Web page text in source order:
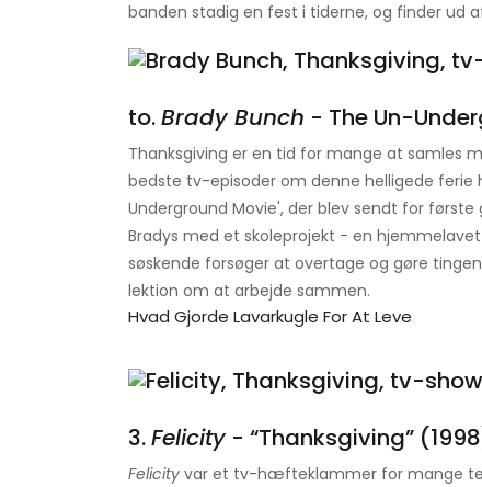
banden stadig en fest i tiderne, og finder
to.Brady Bunch - The Un-
Thanksgiving er en tid for mange at samles
bedste tv-episoder om denne helligede ferie
Underground Movie', der blev sendt for
Bradys med et skoleprojekt - en
søskende forsøger at overtage og gøre
lektion om at arbejde sammen.
Hvad Gjorde Lavarkugle For At Leve
3.Felicity - “Thanksgiving”
Felicity var et tv-hæfteklammer for mange